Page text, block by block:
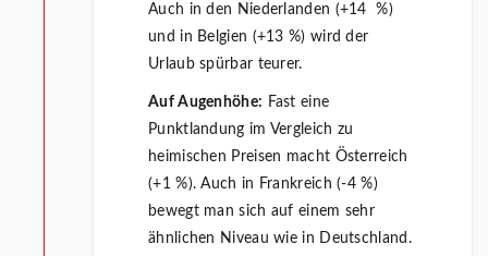
Auch in den Niederlanden (+14 %)
und in Belgien (+13 %) wird der
Urlaub spürbar teurer.
Auf Augenhöhe: Fast eine
Punktlandung im Vergleich zu
heimischen Preisen macht Österreich
(+1 %). Auch in Frankreich (-4 %)
bewegt man sich auf einem sehr
ähnlichen Niveau wie in Deutschland.